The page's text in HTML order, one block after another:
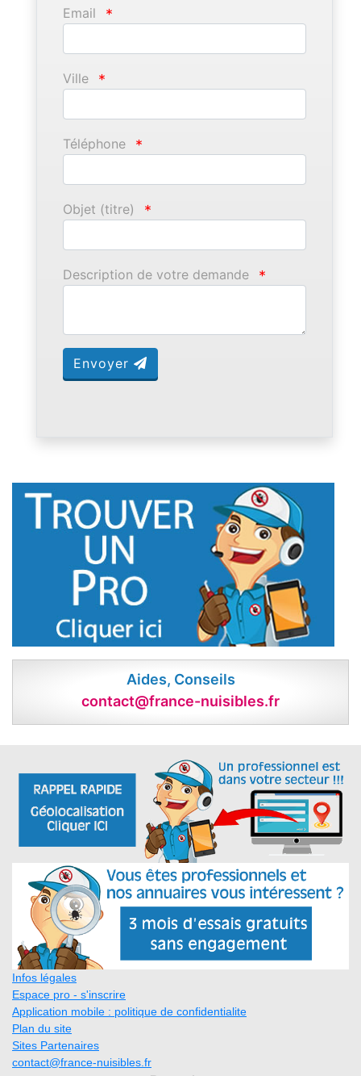
Email *
Ville *
Téléphone *
Objet (titre) *
Description de votre demande *
Envoyer
Aides, Conseils
contact@france-nuisibles.fr
Infos légales
Espace pro - s'inscrire
Application mobile : politique de confidentialite
Plan du site
Sites Partenaires
contact@france-nuisibles.fr